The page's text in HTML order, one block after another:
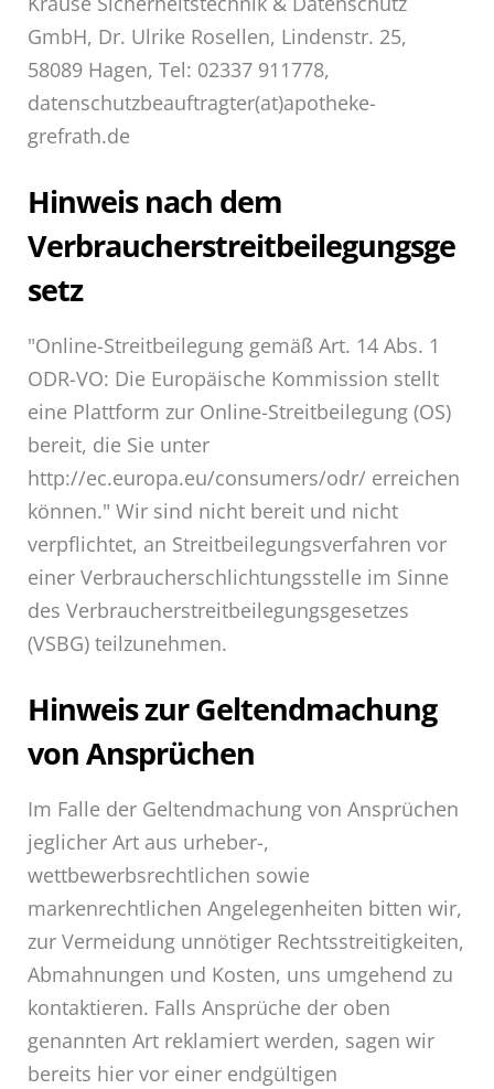
GmbH, Dr. Ulrike Rosellen, Lindenstr. 25,
58089 Hagen, Tel: 02337 911778,
datenschutzbeauftragter(at)apotheke-
grefrath.de
Hinweis nach dem
Verbraucherstreitbeilegungsge
setz
"Online-Streitbeilegung gemäß Art. 14 Abs. 1
ODR-VO: Die Europäische Kommission stellt
eine Plattform zur Online-Streitbeilegung (OS)
bereit, die Sie unter
http://ec.europa.eu/consumers/odr/ erreichen
können." Wir sind nicht bereit und nicht
verpflichtet, an Streitbeilegungsverfahren vor
einer Verbraucherschlichtungsstelle im Sinne
des Verbraucherstreitbeilegungsgesetzes
(VSBG) teilzunehmen.
Hinweis zur Geltendmachung
von Ansprüchen
Im Falle der Geltendmachung von Ansprüchen
jeglicher Art aus urheber-,
wettbewerbsrechtlichen sowie
markenrechtlichen Angelegenheiten bitten wir,
zur Vermeidung unnötiger Rechtsstreitigkeiten,
Abmahnungen und Kosten, uns umgehend zu
kontaktieren. Falls Ansprüche der oben
genannten Art reklamiert werden, sagen wir
bereits hier vor einer endgültigen